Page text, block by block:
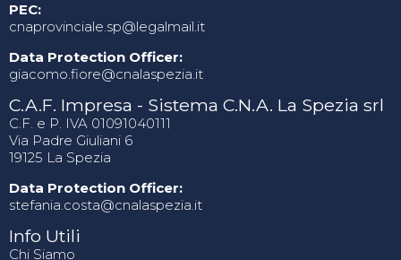
PEC:
cnaprovinciale.sp@legalmail.it
Data Protection Officer:
giacomo.fiore@cnalaspezia.it
C.A.F. Impresa - Sistema C.N.A. La Spezia srl
C.F. e P. IVA 01091040111
Via Padre Giuliani 6
19125 La Spezia
Data Protection Officer:
stefania.costa@cnalaspezia.it
Info Utili
Chi Siamo